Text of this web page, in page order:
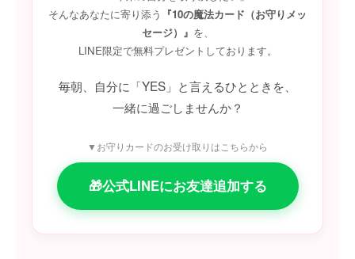
そんなあなたに寄り添う 『10の魔法カード（お守りメッ
セージ）』 を、
LINE限定で無料プレゼントしております。
毎朝、自分に「YES」と言えるひとときを、
一緒に過ごしませんか？
▼お守りカードのお受け取りはこちらから
🎁公式LINEにお友達追加する